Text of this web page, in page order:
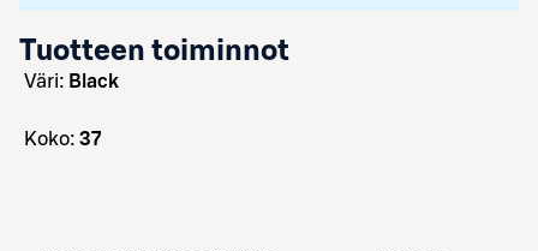
Tuotteen toiminnot
väri: Black
koko: 37